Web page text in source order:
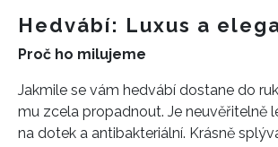
Hedvábí: Luxus a
Proč ho milujeme
Jakmile se vám hedvábí dostane do
mu zcela propadnout. Je neuvěřitelně
na dotek a antibakteriální. Krásně